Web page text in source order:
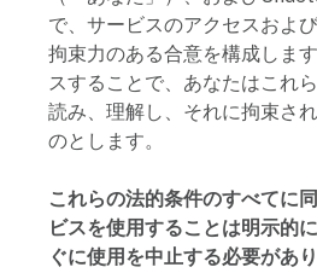
で、サービスのアクセスおよ
拘束力のある合意を構成しま
スすることで、あなたはこれ
読み、理解し、それに拘束さ
のとします。
これらの法的条件のすべてに
ビスを使用することは明示的
ぐに使用を中止する必要があり